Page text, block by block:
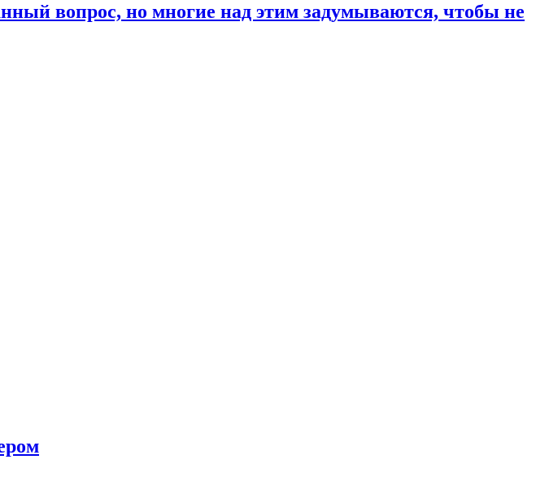
вопрос, но многие над этим задумываются, чтобы не